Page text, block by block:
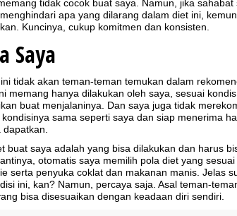
tidak cocok buat saya. Namun, jika
apa yang dilarang dalam diet ini,
Kuncinya, cukup komitmen dan konsisten.
Saya
tidak akan teman-teman temukan dalam
memang hanya dilakukan oleh saya, sesuai
buat menjalaninya. Dan saya juga tidak
sama seperti saya dan siap menerima
buat saya adalah yang bisa dilakukan dan harus
otomatis saya memilih pola diet yang
serta penyuka coklat dan makanan manis. Jelas
ini, kan? Namun, percaya saja. Asal teman-
bisa disesuaikan dengan keadaan diri sendiri.